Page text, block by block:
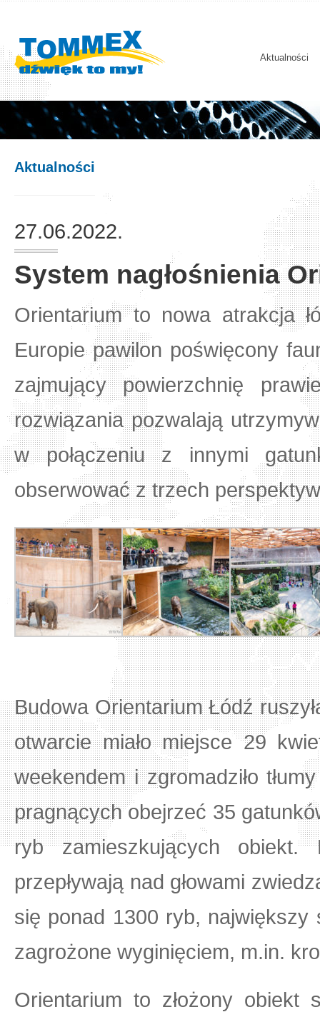
Aktualności
Aktualności
27.06.2022.
System nagłośnienia
Orientarium to nowa atrakcja
Europie pawilon poświęcony
zajmujący powierzchnię
rozwiązania pozwalają
w połączeniu z innymi
obserwować z trzech
Budowa Orientarium Łódź
otwarcie miało miejsce 29
weekendem i zgromadziło
pragnących obejrzeć 35
ryb zamieszkujących
przepływają nad głowami
się ponad 1300 ryb, największy
zagrożone wyginięciem, m.in.
Orientarium to złożony obiekt